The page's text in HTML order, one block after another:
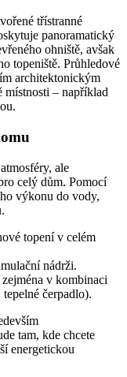
třístranné
panoramatický
ohniště, avšak
topeniště. Průhledové
architektonickým
místnosti – například
ale
celý dům. Pomocí
výkonu do vody,
topení v celém
nádrži.
v kombinaci
čerpadlo).
tam, kde chcete
energetickou